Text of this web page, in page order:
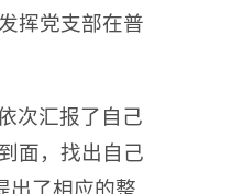
挥党支部在普
次汇报了自己
面，找出自己
出了相应的整